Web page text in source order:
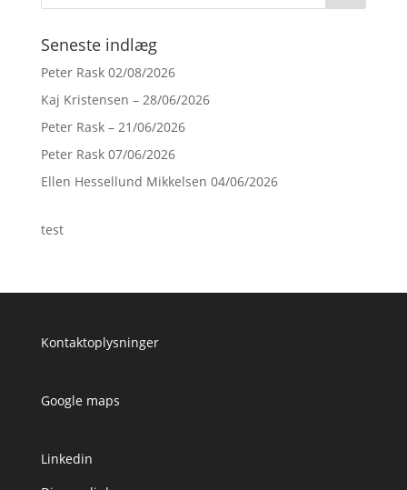
Seneste indlæg
Peter Rask 02/08/2026
Kaj Kristensen – 28/06/2026
Peter Rask – 21/06/2026
Peter Rask 07/06/2026
Ellen Hessellund Mikkelsen 04/06/2026
test
Kontaktoplysninger
Google maps
Linkedin